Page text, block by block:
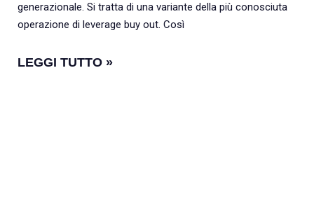
generazionale. Si tratta di una variante della più conosciuta
operazione di leverage buy out. Così
LEGGI TUTTO »